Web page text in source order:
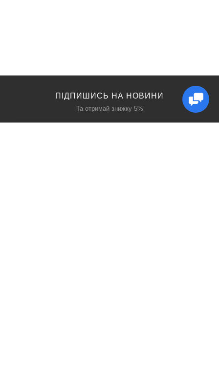
ПІДПИШИСЬ НА НОВИНИ
Та отримай знижку 5%